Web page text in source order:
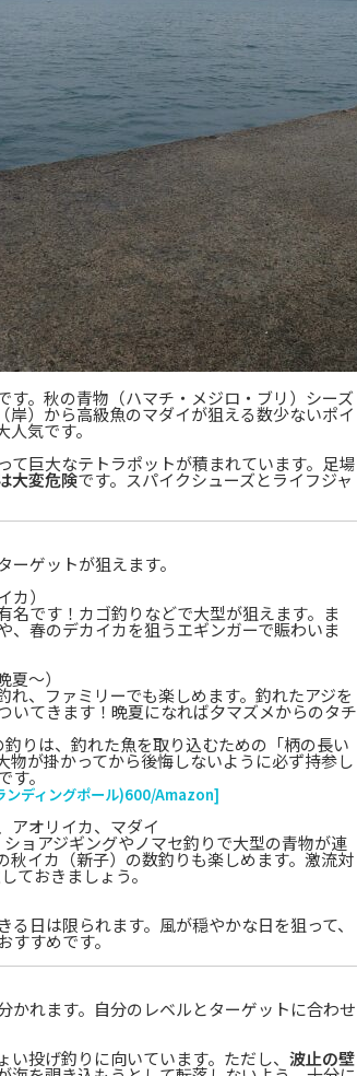
。秋の青物（ハマチ・メジロ・ブリ）シーズ
）から高級魚のマダイが狙える数少ないポイ
人気です。
て巨大なテトラポットが積まれています。足場
大変危険です。スパイクシューズとライフジャ
ゲットが狙えます。
）
です！カゴ釣りなどで大型が狙えます。ま
春のデカイカを狙うエギンガーで賑わいま
〜）
、ファミリーでも楽しめます。釣れたアジを
いてきます！晩夏になれば夕マズメからのタチ
釣りは、釣れた魚を取り込むための「柄の長い
が掛かってから後悔しないように必ず持参し
。
ンディングポール)600/Amazon]
アオリイカ、マダイ
ョアジギングやノマセ釣りで大型の青物が連
イカ（新子）の数釣りも楽しめます。激流対
ておきましょう。
日は限られます。風が穏やかな日を狙って、
すめです。
かれます。自分のレベルとターゲットに合わせ
投げ釣りに向いています。ただし、 波止の壁